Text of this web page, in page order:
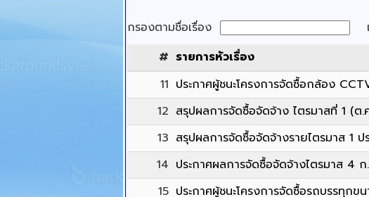
กรองตามชื่อเรื่อง
# รายการหัวเรื่อง
11 ประกาศผู้ชนะโครงการจัดซื้อกล้อง
12 สรุปผลการจัดซื้อจัดจ้าง ไตรมาสที่ 1 (ต
13 สรุปผลการจัดซื้อจัดจ้างรายไตรมาส 1
14 ประกาศผลการจัดซื้อจัดจ้างไตรมาส 4
15 ประกาศผู้ชนะโครงการจัดซื้อรถบรรทุก